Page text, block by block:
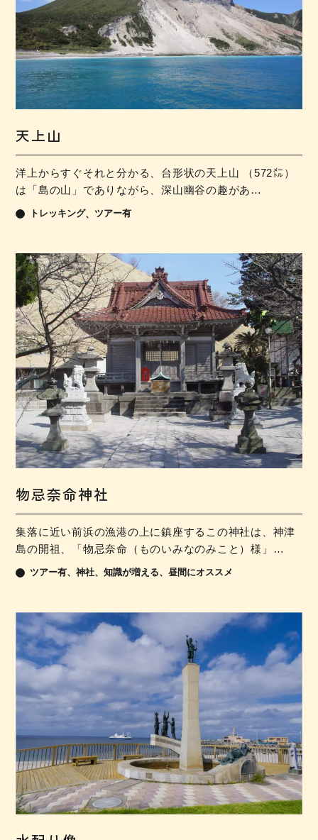
天上山
洋上からすぐそれと分かる、台形状の天上山 （572㍍）
は「島の山」でありながら、深山幽谷の趣があ…
トレッキング ツアー有
物忌奈命神社
集落に近い前浜の漁港の上に鎮座するこの神社は、神津
島の開祖、「物忌奈命（ものいみなのみこと）様」…
ツアー有 神社 知識が増える 昼間にオススメ